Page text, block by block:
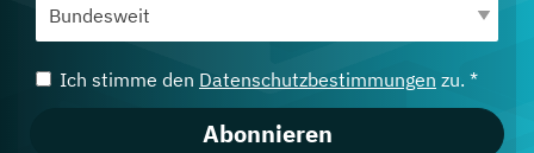
Ich stimme den Datenschutzbestimmungen zu. *
Abonnieren